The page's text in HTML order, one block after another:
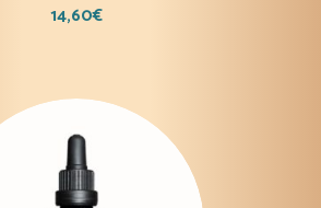
14,60€